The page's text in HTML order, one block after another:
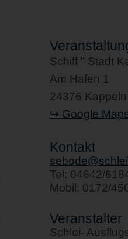
Schiff " Stadt
Am Hafen 1
24376 Kappeln
↪ Google
Kontakt
Tel: 04642/
Mobil: 0172/
Veranstalter
Schlei-